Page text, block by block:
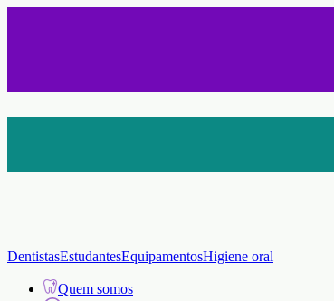
DentistasEstudantesEquipamentosHigiene oral
Quem somos